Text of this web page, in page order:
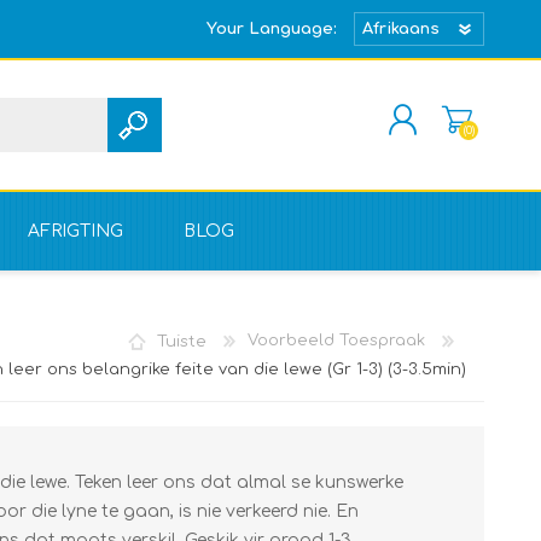
Your Language:
REGISTREER
TEKEN IN
(0)
AFRIGTING BLOG
Tuiste
Voorbeeld Toespraak
leer ons belangrike feite van die lewe (Gr 1-3) (3-3.5min)
lewe. Teken leer ons dat almal se kunswerke
die lyne te gaan, is nie verkeerd nie. En